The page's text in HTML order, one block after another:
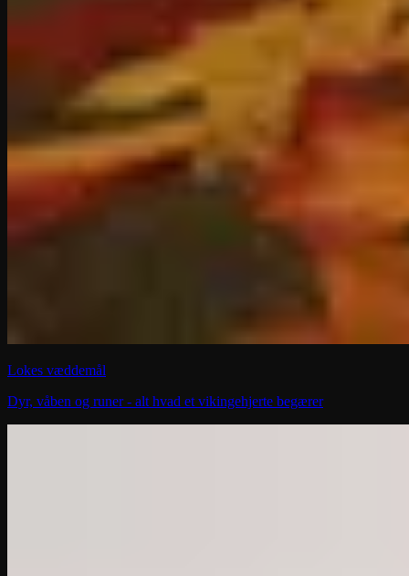
Lokes væddemål
Dyr, våben og runer - alt hvad et vikingehjerte begærer